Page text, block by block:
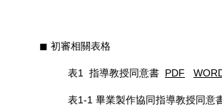
◼︎ 初審相關表格
表1 指導教授同意書 PDF
表1-1 畢業製作協同指導教授同意